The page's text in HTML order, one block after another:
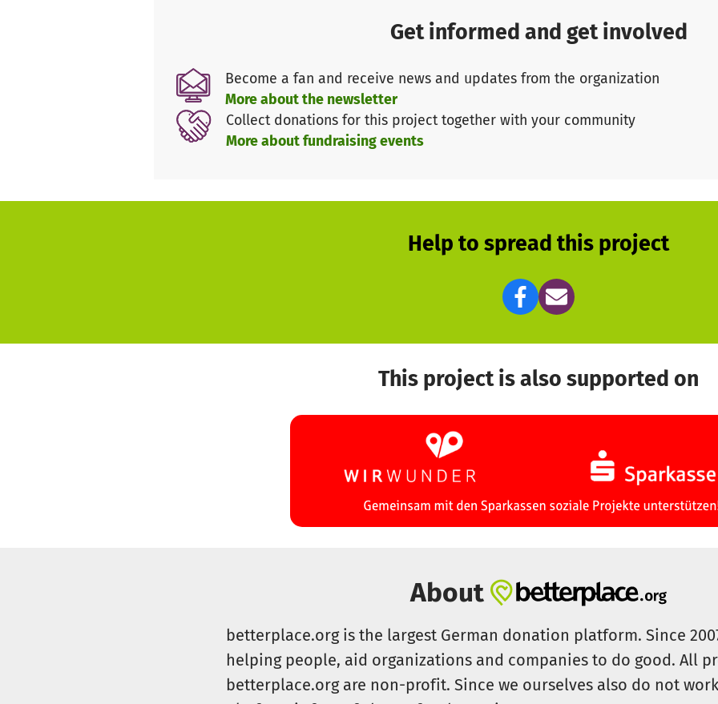
Deshalb hoffen wir auf zahlreiche Spenden um die nötigen Anschaffungen
werden durch die eigenen Vereinsmitglieder erledigt. Sollte unser Spendenziel
zusätzlich unserer Jugendarbeit zugute.
Wer steht hinter diesem Projekt?
Wir, die Frohsinn Schützen sind ein gemeinnütziger Verein im zur Marktgemeinde
Get informed and get involved
Become a fan and receive news and updates from the organization
More about the newsletter
Collect donations for this project together with your community
More about fundraising events
Help to spread this project
This project is also supported on
About
betterplace.org is the largest German donation platform. Since
helping people, aid organizations and companies to do good. All
betterplace.org are non-profit. Since we ourselves also do not